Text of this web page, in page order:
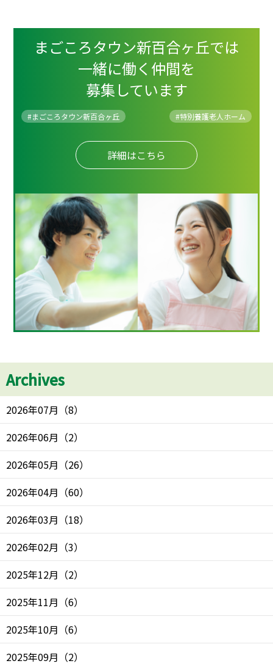
まごころタウン新百合ヶ丘では
一緒に働く仲間を
募集しています
#まごころタウン新百合ヶ丘 #特別養護老人ホーム
詳細はこちら
Archives
2026年07月 （8）
2026年06月 （2）
2026年05月 （26）
2026年04月 （60）
2026年03月 （18）
2026年02月 （3）
2025年12月 （2）
2025年11月 （6）
2025年10月 （6）
2025年09月 （2）